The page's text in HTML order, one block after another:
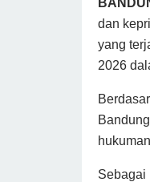
dan
yang
2026
Sebagai